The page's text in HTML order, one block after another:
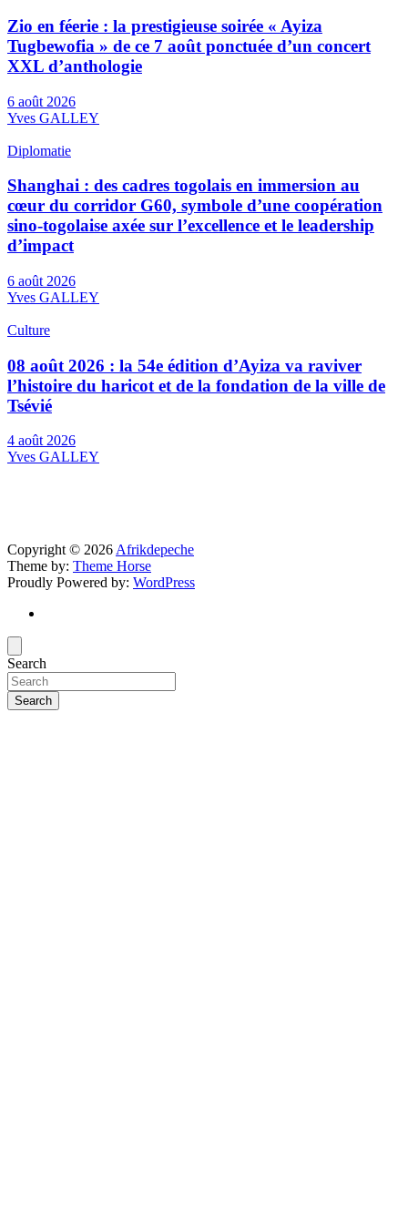
Zio en féerie : la prestigieuse soirée « Ayiza
Tugbewofia » de ce 7 août ponctuée d’un concert
XXL d’anthologie
6 août 2026
Yves GALLEY
Diplomatie
Shanghai : des cadres togolais en immersion au
cœur du corridor G60, symbole d’une coopération
sino-togolaise axée sur l’excellence et le leadership
d’impact
6 août 2026
Yves GALLEY
Culture
08 août 2026 : la 54e édition d’Ayiza va raviver
l’histoire du haricot et de la fondation de la ville de
Tsévié
4 août 2026
Yves GALLEY
Copyright © 2026Afrikdepeche
Theme by: Theme Horse
Proudly Powered by: WordPress
Search
Search